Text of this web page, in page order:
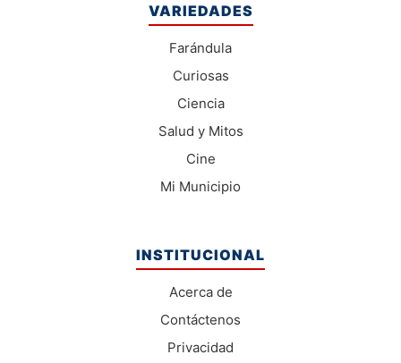
VARIEDADES
Farándula
Curiosas
Ciencia
Salud y Mitos
Cine
Mi Municipio
INSTITUCIONAL
Acerca de
Contáctenos
Privacidad